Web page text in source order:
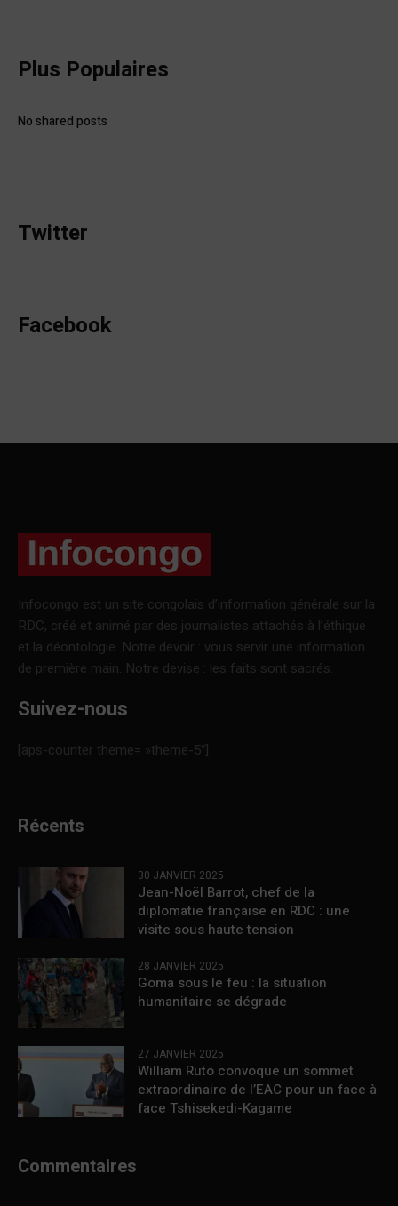
Plus Populaires
No shared posts
Twitter
Facebook
Infocongo est un site congolais d’information générale sur la
RDC, créé et animé par des journalistes attachés à l’éthique
et la déontologie. Notre devoir : vous servir une information
de première main. Notre devise : les faits sont sacrés.
Suivez-nous
[aps-counter theme= »theme-5″]
Récents
30 JANVIER 2025
Jean-Noël Barrot, chef de la
diplomatie française en RDC : une
visite sous haute tension
28 JANVIER 2025
Goma sous le feu : la situation
humanitaire se dégrade
27 JANVIER 2025
William Ruto convoque un sommet
extraordinaire de l’EAC pour un face à
face Tshisekedi-Kagame
Commentaires